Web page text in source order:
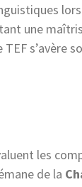
une
s’avère
les
de la